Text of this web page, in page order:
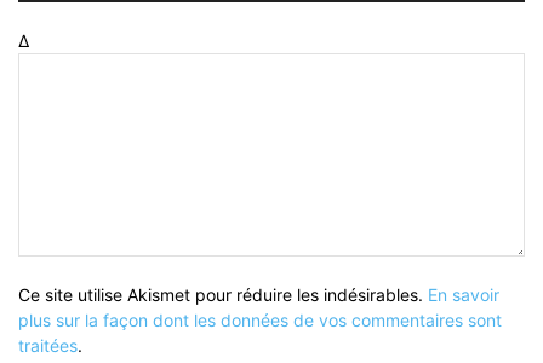
Δ
Ce site utilise Akismet pour réduire les indésirables. En savoir
plus sur la façon dont les données de vos commentaires sont
traitées.